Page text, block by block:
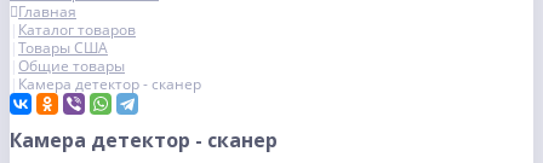
Главная
Каталог товаров
Товары США
Общие товары
Камера детектор - сканер
Камера детектор - сканер